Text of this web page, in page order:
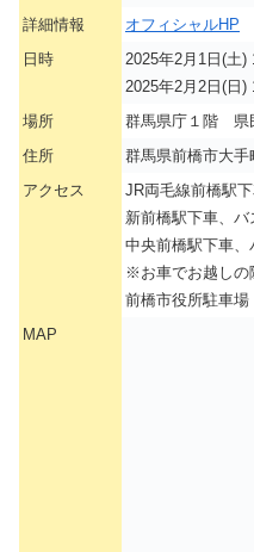
詳細情報
オフィシャルHP
日時
2025年2月1日(土)
2025年2月2日(日)
場所
群馬県庁１階 県
住所
群馬県前橋市大手
アクセス
JR両毛線前橋駅
新前橋駅下車、バ
中央前橋駅下車、
※お車でお越しの
前橋市役所駐車場
MAP